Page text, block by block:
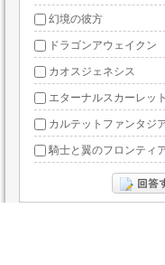
幻境の彼方
ドラゴンアウェイクン
カオスジェネシス
エターナルスカーレット
カルテットファンタジ
騎士と翼のフロンティ
ドラグーン・ナイツ
ぶっ飛び三国